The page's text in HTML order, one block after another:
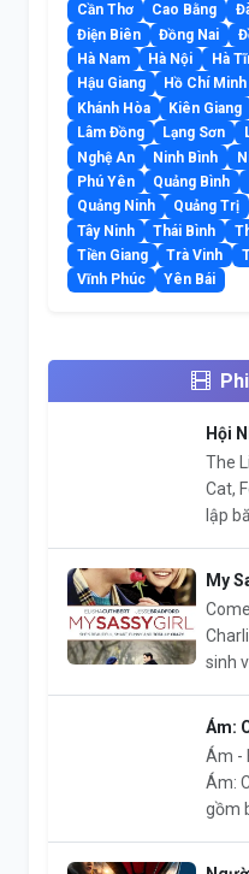
Cần Thơ
Cao Bằng
Điện Biên
Đồng Nai
Hà Nam
Hà Nội Hà
Hậu Giang
Hồ Chí Minh
Khánh Hòa
Kiên Giang
Lâm Đồng
Lạng Sơn
Nghệ An
Ninh Bình
Phú Yên
Quảng Bình
Quảng Ninh
Quảng Trị
Tây Ninh
Thái Bình
Tiền Giang
Trà Vinh
Vĩnh Phúc
Yên Bái
Hội
The
Cat,
lập
My
sinh
Ám:
Ám -
Ám:
gồm